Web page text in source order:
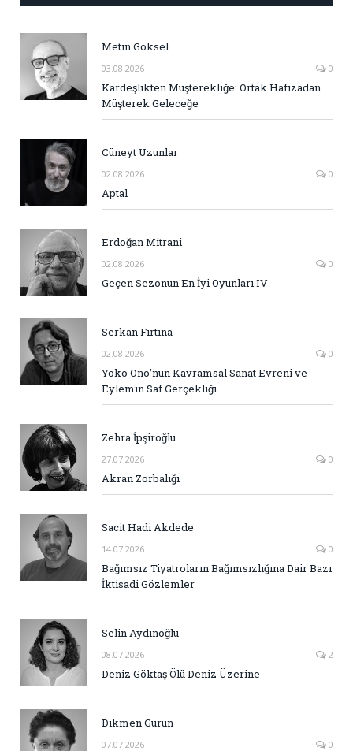
Metin Göksel
03.08.2026 0
Kardeşlikten Müşterekliğe: Ortak Hafızadan
Müşterek Geleceğe
Cüneyt Uzunlar
02.08.2026 0
Aptal
Erdoğan Mitrani
02.08.2026 0
Geçen Sezonun En İyi Oyunları IV
Serkan Fırtına
02.08.2026 0
Yoko Ono’nun Kavramsal Sanat Evreni ve
Eylemin Saf Gerçekliği
Zehra İpşiroğlu
27.07.2026 0
Akran Zorbalığı
Sacit Hadi Akdede
14.07.2026 0
Bağımsız Tiyatroların Bağımsızlığına Dair Bazı
İktisadi Gözlemler
Selin Aydınoğlu
08.07.2026 2
Deniz Göktaş Ölü Deniz Üzerine
Dikmen Gürün
07.07.2026 0